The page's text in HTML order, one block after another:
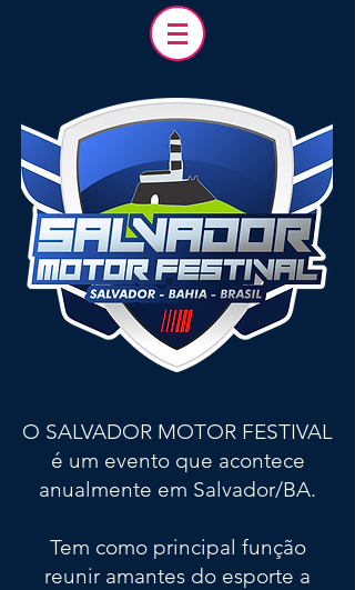
O SALVADOR MOTOR FESTIVAL
é um evento que acontece
anualmente em Salvador/BA.
Tem como principal função
reunir amantes do esporte a